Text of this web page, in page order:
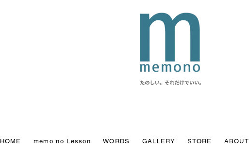
HOME memo no Lesson WORDS GALLERY STORE ABOUT